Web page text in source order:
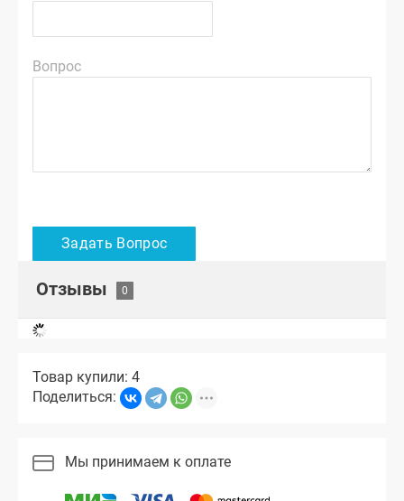
Вопрос
Отзывы
Товар купили: 4
Поделиться:
Мы принимаем к оплате